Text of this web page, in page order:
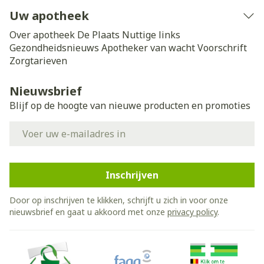
Uw apotheek
Over apotheek De Plaats Nuttige links
Gezondheidsnieuws Apotheker van wachtVoorschrift
Zorgtarieven
Nieuwsbrief
Blijf op de hoogte van nieuwe producten en promoties
Inschrijven
Door op inschrijven te klikken, schrijft u zich in voor onze
nieuwsbrief en gaat u akkoord met onze privacy policy.